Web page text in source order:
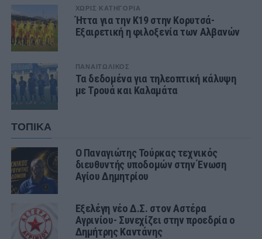
ΧΩΡΊΣ ΚΑΤΗΓΟΡΊΑ
Ήττα για την Κ19 στην Κορυτσά-
Εξαιρετική η φιλοξενία των Αλβανών
ΠΑΝΑΙΤΩΛΙΚΟΣ
Τα δεδομένα για τηλεοπτική κάλυψη
με Τρουά και Καλαμάτα
ΤΟΠΙΚΑ
Ο Παναγιώτης Τούρκας τεχνικός
διευθυντής υποδομών στην Ένωση
Αγίου Δημητρίου
Εξελέγη νέο Δ.Σ. στον Αστέρα
Αγρινίου- Συνεχίζει στην προεδρία ο
Δημήτρης Καντάνης